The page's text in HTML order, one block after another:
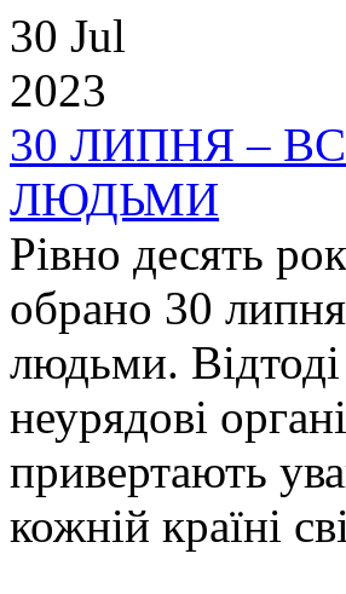
30 Jul
2023
30 ЛИПНЯ –
ЛЮДЬМИ
Рівно десять
обрано 30 липня
людьми. Відтоді
неурядові
привертають
кожній країні